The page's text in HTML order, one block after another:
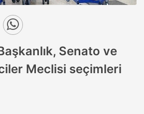
Senato ve
Meclisi seçimleri